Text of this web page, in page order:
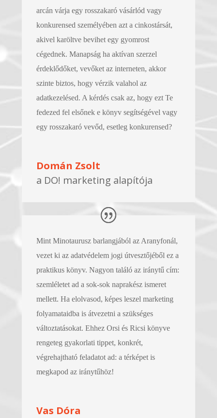
arcán várja egy rosszakaró vásárlód vagy
konkurensed személyében azt a cinkostársát,
akivel karöltve bevihet egy gyomrost
cégednek. Manapság ha aktívan szerzel
érdeklődőket, vevőket az interneten, akkor
szinte biztos, hogy vérzik valahol az
adatkezelésed. A kérdés csak az, hogy ezt Te
fedezed fel elsőnek e könyv segítségével vagy
egy rosszakaró vevőd, esetleg konkurensed?
Domán Zsolt
a DO! marketing alapítója
Mint Minotaurusz barlangjából az Aranyfonál,
vezet ki az adatvédelem jogi útvesztőjéből ez a
praktikus könyv. Nagyon találó az iránytű cím:
szemléletet ad a sok-sok naprakész ismeret
mellett. Ha elolvasod, képes leszel marketing
folyamataidba is átvezetni a szükséges
változtatásokat. Ehhez Orsi és Ricsi könyve
rengeteg gyakorlati tippet, konkrét,
végrehajtható feladatot ad: a térképet is
megkapod az iránytűhöz!
Vas Dóra